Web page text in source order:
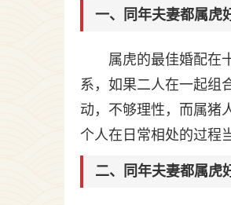
一、同年夫妻都属虎
属虎的最佳婚配在
系，如果二人在一起组
动，不够理性，而属猪
个人在日常相处的过程
二、同年夫妻都属虎